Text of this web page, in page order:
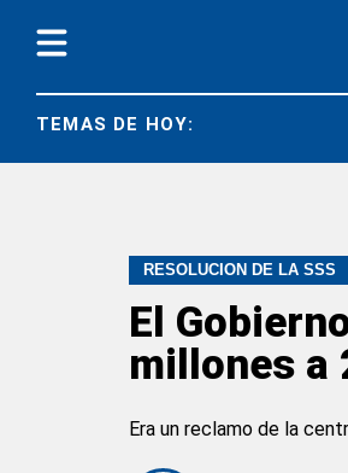
TEMAS DE HOY:
RESOLUCIÓN DE LA SSS
El
millones a
Era un reclamo de la